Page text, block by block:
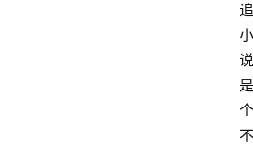
追
小
说
是
个
不